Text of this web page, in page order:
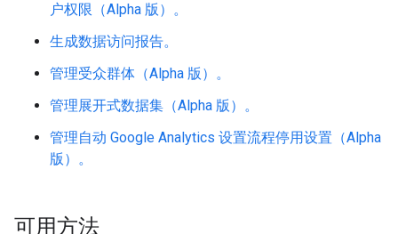
户权限（Alpha 版）。
生成数据访问报告。
管理受众群体（Alpha 版）。
管理展开式数据集（Alpha 版）。
管理自动 Google Analytics 设置流程停用设置（Alpha
版）。
可用方法